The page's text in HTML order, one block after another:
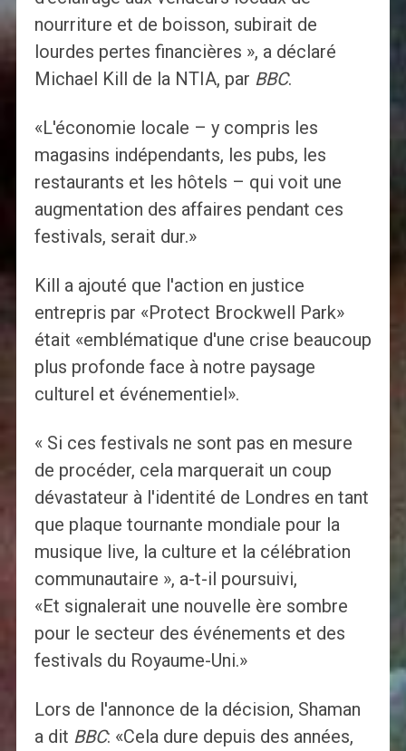
nourriture et de boisson, subirait de
lourdes pertes financières », a déclaré
Michael Kill de la NTIA, par BBC.
«L'économie locale – y compris les
magasins indépendants, les pubs, les
restaurants et les hôtels – qui voit une
augmentation des affaires pendant ces
festivals, serait dur.»
Kill a ajouté que l'action en justice
entrepris par «Protect Brockwell Park»
était «emblématique d'une crise beaucoup
plus profonde face à notre paysage
culturel et événementiel».
« Si ces festivals ne sont pas en mesure
de procéder, cela marquerait un coup
dévastateur à l'identité de Londres en tant
que plaque tournante mondiale pour la
musique live, la culture et la célébration
communautaire », a-t-il poursuivi,
«Et signalerait une nouvelle ère sombre
pour le secteur des événements et des
festivals du Royaume-Uni.»
Lors de l'annonce de la décision, Shaman
a dit BBC: «Cela dure depuis des années,